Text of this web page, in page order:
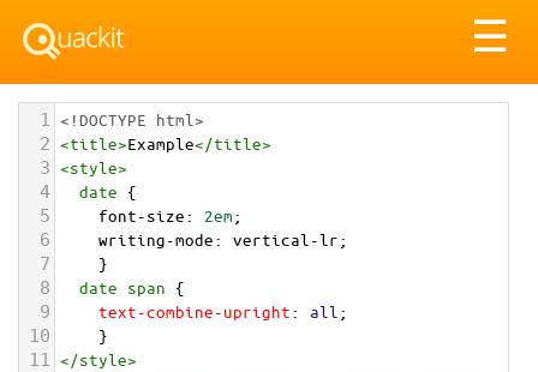
☰
1 <!DOCTYPE html>
2 <title>Example</title>
3 <style>
4 date {
5 font-size: 2em;
6 writing-mode: vertical-lr;
7 }
8 date span
9 text-combine-upright: all ;
10 }
11 </style>